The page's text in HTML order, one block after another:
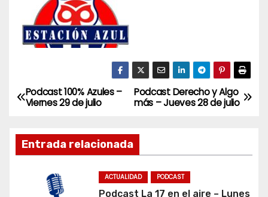
N
v
Podcast Derecho y Algo
más – Jueves 28 de julio
Podcast 100% Azules –
Viernes 29 de julio
Entrada relacionada
ACTUALIDAD PODCAST
Podcast La 17 en el aire – Lunes